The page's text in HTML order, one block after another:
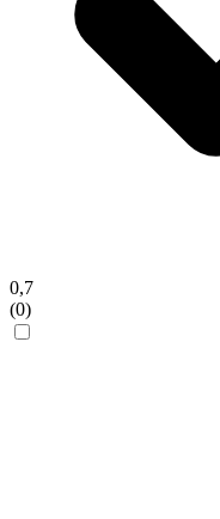
0,7
(0)